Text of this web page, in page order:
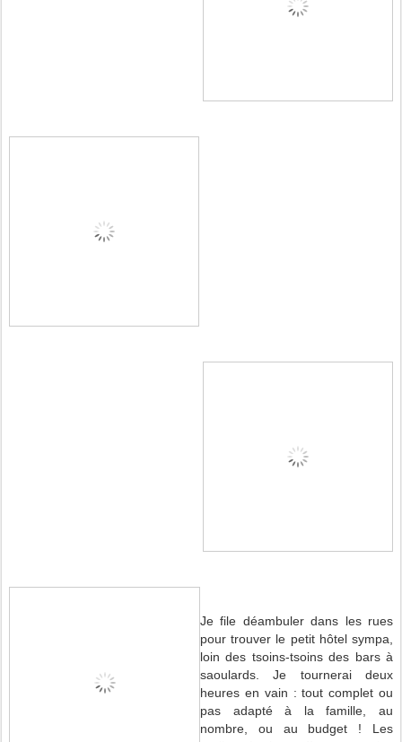
Je file déambuler dans les rues
pour trouver le petit hôtel sympa,
loin des tsoins-tsoins des bars à
saoulards. Je tournerai deux
heures en vain : tout complet ou
pas adapté à la famille, au
nombre, ou au budget ! Les